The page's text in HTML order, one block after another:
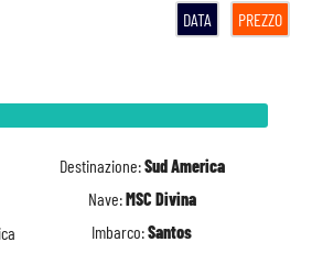
DATA PREZZO
Destinazione:Sud America
Nave:MSC Divina
Imbarco:Santos